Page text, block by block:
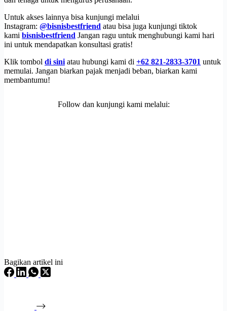
Untuk akses lainnya bisa kunjungi melalui
Instagram: @bisnisbestfriend atau bisa juga kunjungi tiktok
kami bisnisbestfriend Jangan ragu untuk menghubungi kami hari
ini untuk mendapatkan konsultasi gratis!
Klik tombol di sini atau hubungi kami di +62 821-2833-3701 untuk
memulai. Jangan biarkan pajak menjadi beban, biarkan kami
membantumu!
Follow dan kunjungi kami melalui:
Bagikan artikel ini